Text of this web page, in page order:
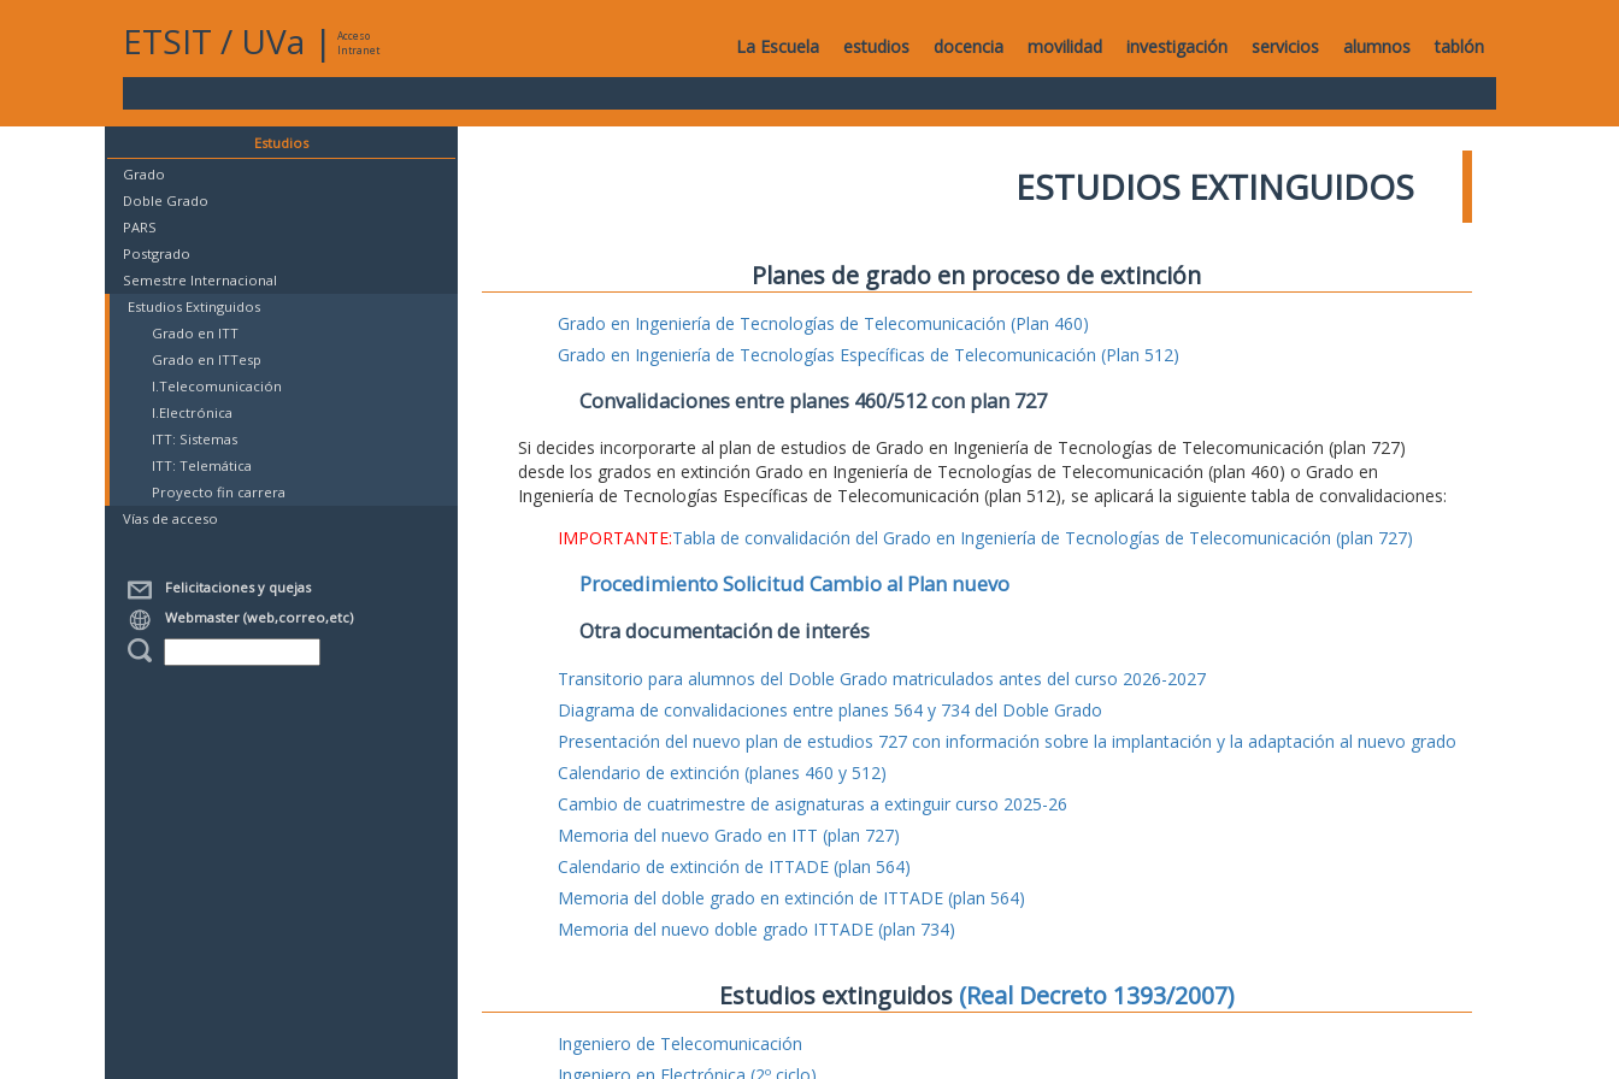
ETSIT / UVa |
Acceso
Intranet
La Escuela estudios docencia movilidad investigación servicios alumnos tablón
Estudios
Grado
Doble Grado
PARS
Postgrado
Semestre Internacional
Estudios Extinguidos
Grado en ITT
Grado en ITTesp
I.Telecomunicación
I.Electrónica
ITT: Sistemas
ITT: Telemática
Proyecto fin carrera
Vías de acceso
Felicitaciones y quejas
Webmaster (web,correo,etc)
ESTUDIOS EXTINGUIDOS
Planes de grado en proceso de extinción
Grado en Ingeniería de Tecnologías de Telecomunicación (Plan 460)
Grado en Ingeniería de Tecnologías Específicas de Telecomunicación (Plan 512)
Convalidaciones entre planes 460/512 con plan 727
Si decides incorporarte al plan de estudios de Grado en Ingeniería de Tecnologías de Telecomunicación (plan 727)
desde los grados en extinción Grado en Ingeniería de Tecnologías de Telecomunicación (plan 460) o Grado en
Ingeniería de Tecnologías Específicas de Telecomunicación (plan 512), se aplicará la siguiente tabla de convalidaciones:
IMPORTANTE:Tabla de convalidación del Grado en Ingeniería de Tecnologías de Telecomunicación (plan 727)
Procedimiento Solicitud Cambio al Plan nuevo
Otra documentación de interés
Transitorio para alumnos del Doble Grado matriculados antes del curso 2026-2027
Diagrama de convalidaciones entre planes 564 y 734 del Doble Grado
Presentación del nuevo plan de estudios 727 con información sobre la implantación y la adaptación al nuevo grado
Calendario de extinción (planes 460 y 512)
Cambio de cuatrimestre de asignaturas a extinguir curso 2025-26
Memoria del nuevo Grado en ITT (plan 727)
Calendario de extinción de ITTADE (plan 564)
Memoria del doble grado en extinción de ITTADE (plan 564)
Memoria del nuevo doble grado ITTADE (plan 734)
Estudios extinguidos (Real Decreto 1393/2007)
Ingeniero de Telecomunicación